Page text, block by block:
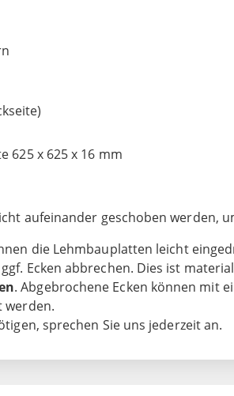
625 x 625 x 16 mm
aufeinander geschoben werden,
die Lehmbauplatten leicht
Ecken abbrechen. Dies ist
. Abgebrochene Ecken können mit
werden.
sprechen Sie uns jederzeit an.